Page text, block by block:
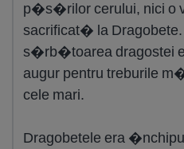
p�s�rilor cerului, nici o
sacrificat� la
s�rb�toarea dragostei
augur pentru treburile
cele mari.
Dragobetele era